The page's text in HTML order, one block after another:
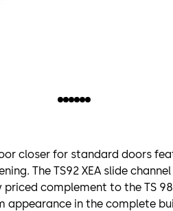
closer for standard doors
The TS92 XEA slide
complement to the TS 98
appearance in the complete